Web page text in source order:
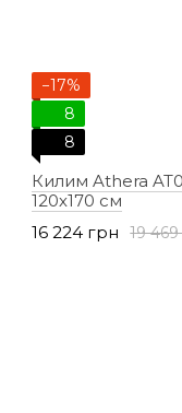
−17%
8
8
Килим Athera
120х170 см
19
16 224 грн